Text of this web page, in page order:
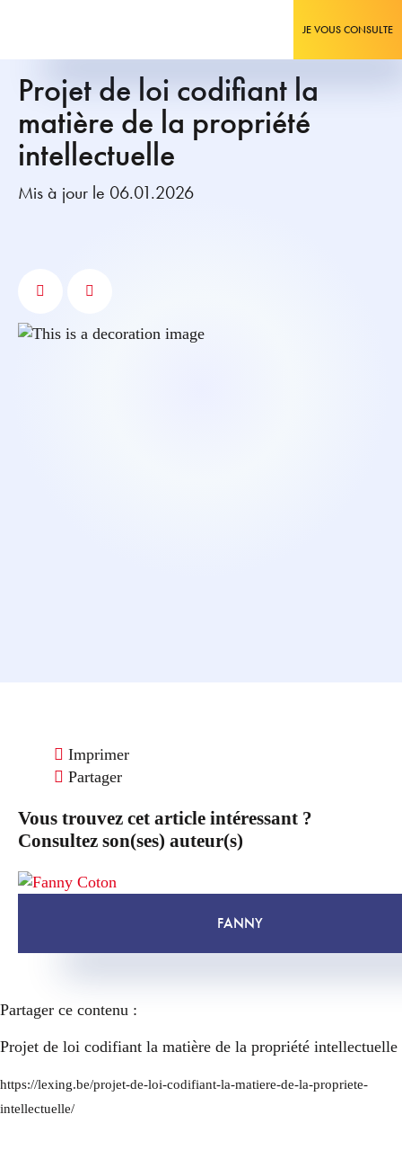
JE VOUS CONSULTE
Projet de loi codifiant la
matière de la propriété
intellectuelle
Mis à jour le 06.01.2026
Imprimer
Partager
Vous trouvez cet article intéressant ?
Consultez son(ses) auteur(s)
FANNY
Partager ce contenu :
Projet de loi codifiant la matière de la propriété intellectuelle
https://lexing.be/projet-de-loi-codifiant-la-matiere-de-la-propriete-
intellectuelle/